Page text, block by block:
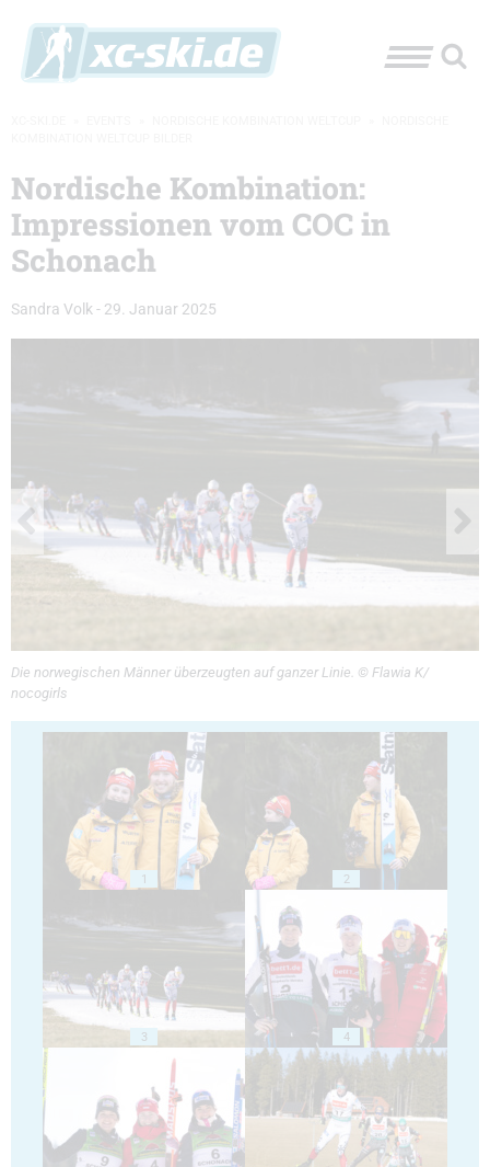
Nordische Kombination:
Impressionen vom COC in
Schonach
Sandra Volk- 29. Januar 2025
Die norwegischen Männer überzeugten auf ganzer Linie. © Flawia K/
nocogirls
1 2
3 4